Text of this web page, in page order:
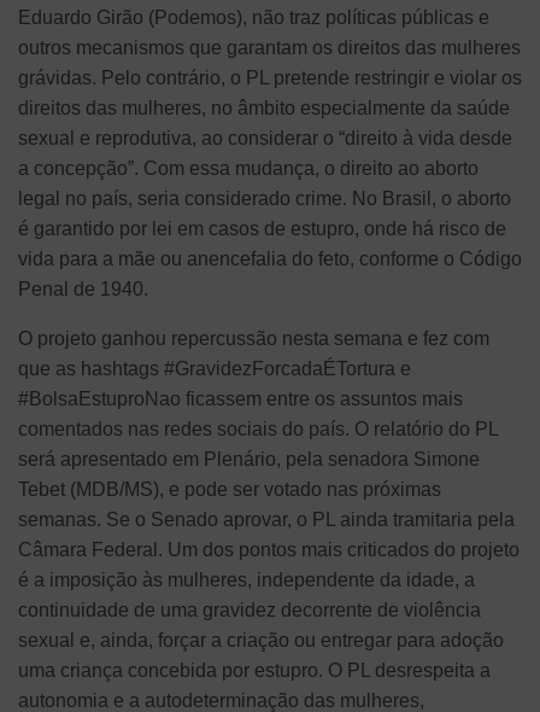
Eduardo Girão (Podemos), não traz políticas públicas e
outros mecanismos que garantam os direitos das mulheres
grávidas. Pelo contrário, o PL pretende restringir e violar os
direitos das mulheres, no âmbito especialmente da saúde
sexual e reprodutiva, ao considerar o “direito à vida desde
a concepção”. Com essa mudança, o direito ao aborto
legal no país, seria considerado crime. No Brasil, o aborto
é garantido por lei em casos de estupro, onde há risco de
vida para a mãe ou anencefalia do feto, conforme o Código
Penal de 1940.
O projeto ganhou repercussão nesta semana e fez com
que as hashtags #GravidezForcadaÉTortura e
#BolsaEstuproNao ficassem entre os assuntos mais
comentados nas redes sociais do país. O relatório do PL
será apresentado em Plenário, pela senadora Simone
Tebet (MDB/MS), e pode ser votado nas próximas
semanas. Se o Senado aprovar, o PL ainda tramitaria pela
Câmara Federal. Um dos pontos mais criticados do projeto
é a imposição às mulheres, independente da idade, a
continuidade de uma gravidez decorrente de violência
sexual e, ainda, forçar a criação ou entregar para adoção
uma criança concebida por estupro. O PL desrespeita a
autonomia e a autodeterminação das mulheres,